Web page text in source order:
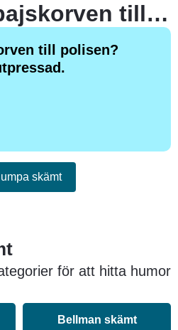
Varför gick bajskorven till polisen?
till polisen?
skämt
för att hitta humor
Bellman skämt